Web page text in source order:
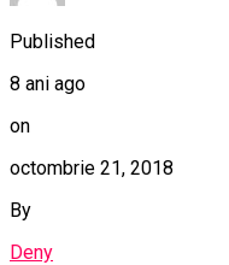
Published
8 ani ago
on
octombrie 21, 2018
By
Deny